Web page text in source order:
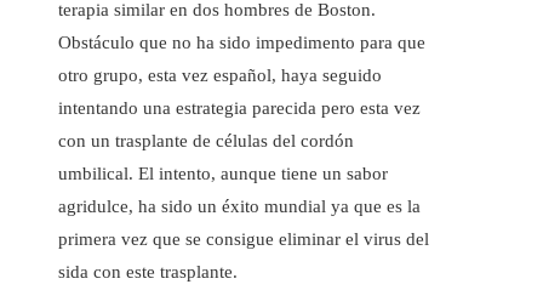
Newsletter
terapia similar en dos hombres de Boston.
Obstáculo que no ha sido impedimento para que
otro grupo, esta vez español, haya seguido
intentando una estrategia parecida pero esta vez
con un trasplante de células del cordón
umbilical. El intento, aunque tiene un sabor
agridulce, ha sido un éxito mundial ya que es la
primera vez que se consigue eliminar el virus del
sida con este trasplante.